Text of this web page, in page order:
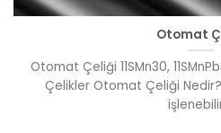
Otomat
Otomat Çeliği 11SMn30,
Çelikler Otomat Çeliği